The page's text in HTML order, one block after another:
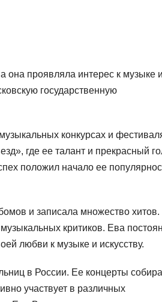
она проявляла интерес к музыке и
государственную
конкурсах и
где ее талант и прекрасный
положил начало ее
и записала множество
критиков. Ева
любви к музыке и искусству.
в России. Ее концерты
участвует в различных